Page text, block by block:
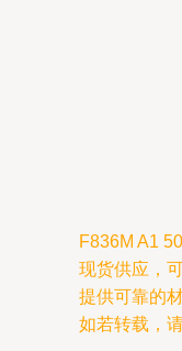
F836M A1
现货供应，
提供可靠的
如若转载，